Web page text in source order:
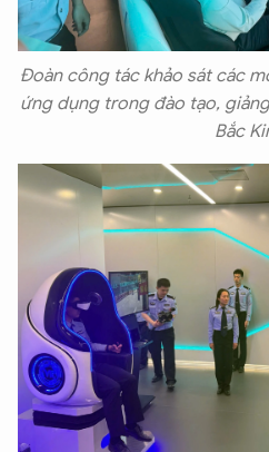
Đoàn công tác khảo sát các
ứng dụng trong đào tạo,
Bắc